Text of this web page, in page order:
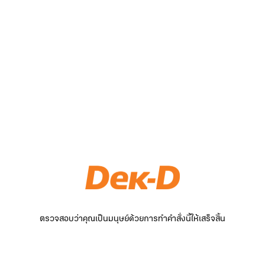
ตรวจสอบว่าคุณเป็นมนุษย์ด้วยการทำคำสั่งนี้ให้เสร็จสิ้น